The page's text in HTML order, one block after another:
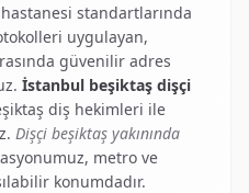
standartlarında
uygulayan,
güvenilir adres
İstanbul beşiktaş dişçi
diş hekimleri ile
Dişçi beşiktaş yakınında
metro ve
konumdadır.